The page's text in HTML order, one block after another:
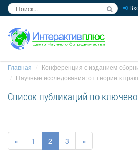
Главная
Конференция с изданием
Научные исследования: от теории к
Список публикаций по
« 1 2 3 »